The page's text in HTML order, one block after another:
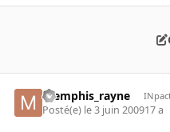
memphis_rayne
Posté(e) le 3 juin 200917 a